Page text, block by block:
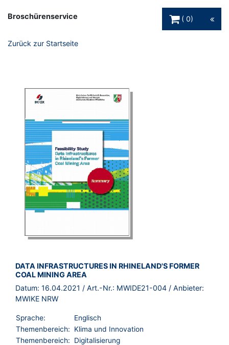
Broschürenservice
0
Zurück zur Startseite
BROSCHÜRE:
DATA INFRASTRUCTURES IN RHINELAND'S FORMER
COAL MINING AREA
Datum: 16.04.2021 / Art.-Nr.: MWIDE21-004 / Anbieter:
MWIKE NRW
Sprache:
Englisch
Themenbereich:
Klima und Innovation
Themenbereich:
Digitalisierung